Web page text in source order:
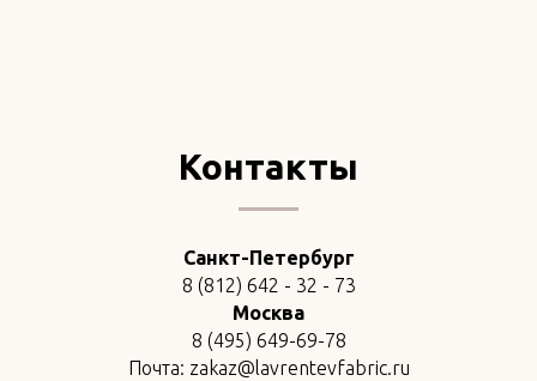
Контакты
Санкт-Петербург
8 (812) 642 - 32 - 73
Москва
8 (495) 649-69-78
Почта: zakaz@lavrentevfabric.ru